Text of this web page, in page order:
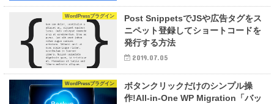
WordPressプラグイン
Post SnippetsでJSや広告タグをス
ニペット登録してショートコードを
発行する方法
2019.07.05
WordPressプラグイン
ボタンクリックだけのシンプル操
作!All-in-One WP Migration「バッ